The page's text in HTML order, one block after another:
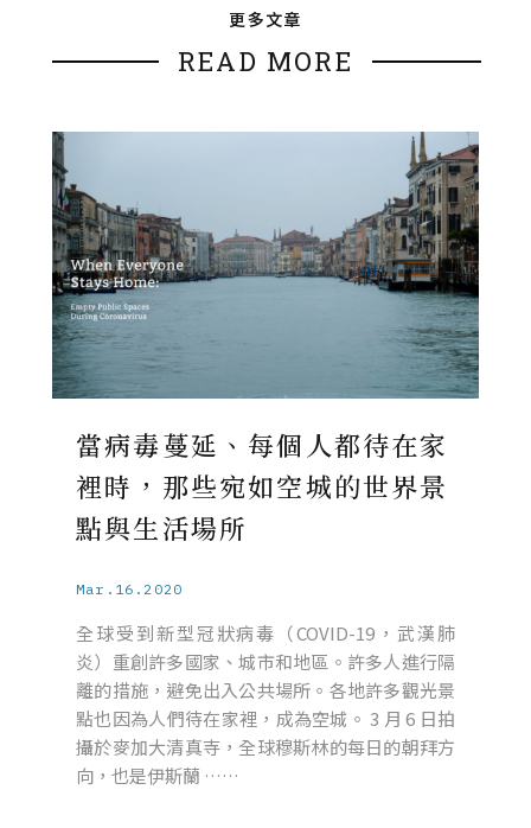
更多文章
READ MORE
當病毒蔓延、每個人都待在家
裡時，那些宛如空城的世界景
點與生活場所
Mar.16.2020
全球受到新型冠狀病毒（COVID-19，武漢肺
炎）重創許多國家、城市和地區。許多人進行隔
離的措施，避免出入公共場所。各地許多觀光景
點也因為人們待在家裡，成為空城。 3 月 6 日拍
攝於麥加大清真寺，全球穆斯林的每日的朝拜方
向，也是伊斯蘭 ……